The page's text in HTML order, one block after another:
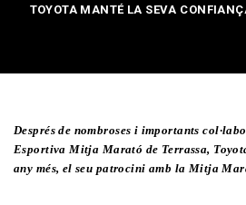
TOYOTA MANTÉ LA SEVA
Contactar
Després de nombroses i importants
Esportiva Mitja Marató de Terrassa,
any més, el seu patrocini amb la Mitja